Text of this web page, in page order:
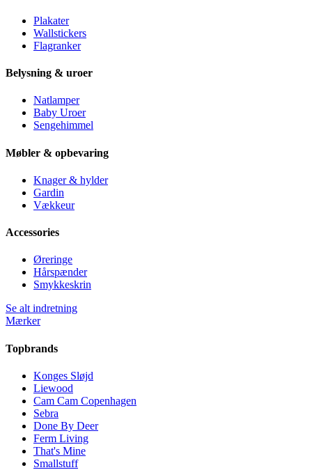
Plakater
Wallstickers
Flagranker
Belysning & uroer
Natlamper
Baby Uroer
Sengehimmel
Møbler & opbevaring
Knager & hylder
Gardin
Vækkeur
Accessories
Øreringe
Hårspænder
Smykkeskrin
Se alt indretning
Mærker
Topbrands
Konges Sløjd
Liewood
Cam Cam Copenhagen
Sebra
Done By Deer
Ferm Living
That's Mine
Smallstuff